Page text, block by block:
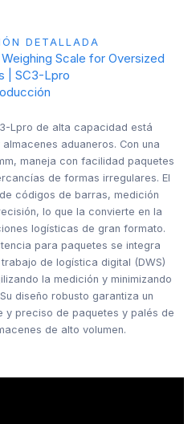
DETALLADA
Scale for Oversized
| SC3-Lpro
Lpro de alta capacidad está
aduaneros. Con una
maneja con facilidad paquetes
de formas irregulares. El
códigos de barras, medición
lo que la convierte en la
logísticas de gran formato.
para paquetes se integra
de logística digital (DWS)
la medición y minimizando
diseño robusto garantiza un
y preciso de paquetes y palés de
de alto volumen.